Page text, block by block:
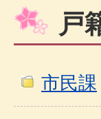
戸
市民課